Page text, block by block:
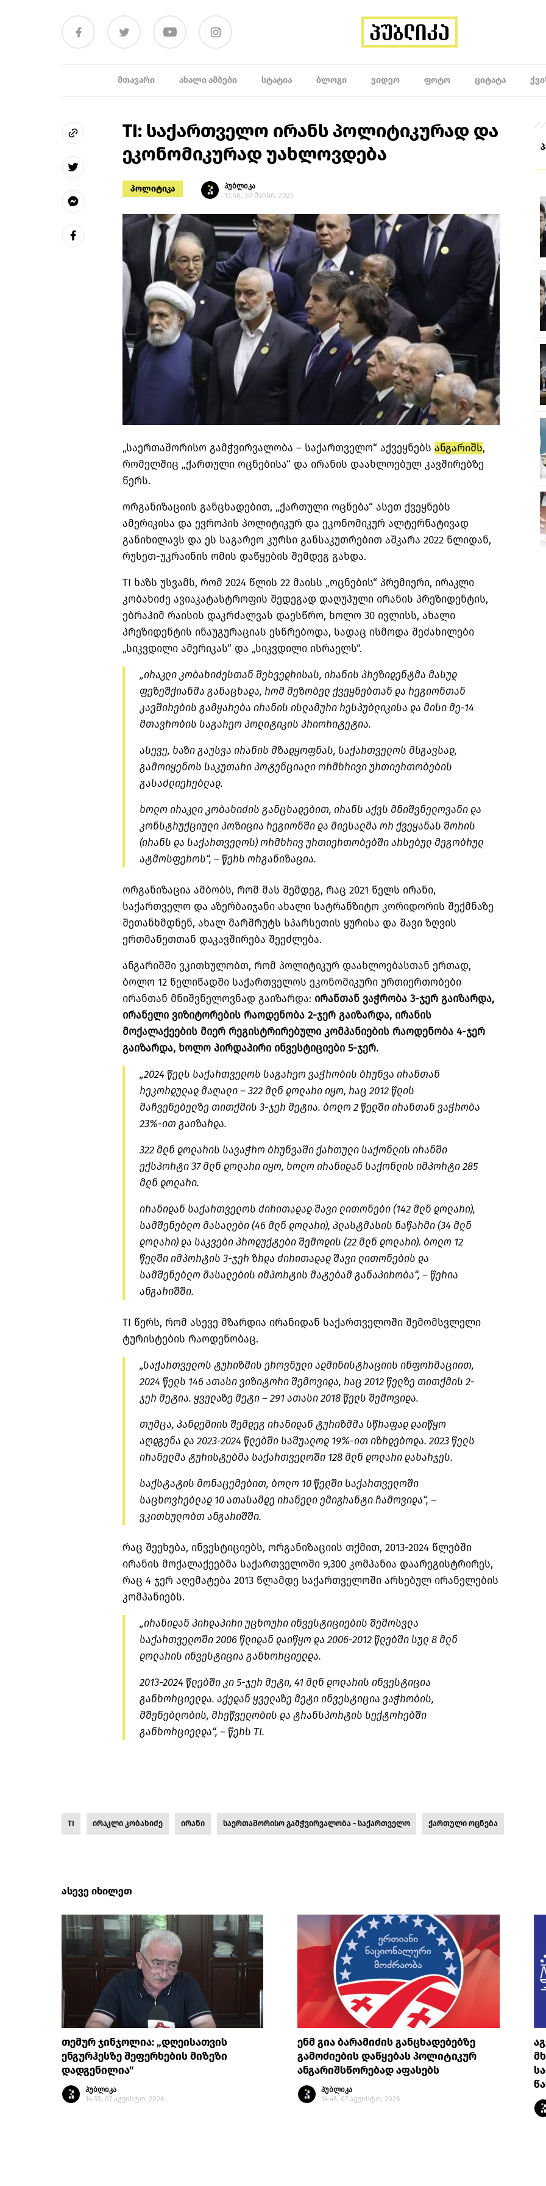
ᲛᲗᲐᲕᲐᲠᲘ ᲐᲮᲐᲚᲘ ᲐᲛᲑᲔᲑᲘ ᲡᲢᲐᲢᲘᲐ ᲑᲚᲝᲒᲘ ᲕᲘᲓᲔᲝ ᲤᲝᲢᲝ ᲪᲘᲢᲐᲢᲐ
TI: საქართველო ირანს პოლიტიკურად და
ეკონომიკურად უახლოვდება
პოლიტიკა
პუბლიკა
13:48, 30 მაისი, 2025
„საერთაშორისო გამჭვირვალობა – საქართველო“ აქვეყნებს ანგარიშს,
რომელშიც „ქართული ოცნებისა“ და ირანის დაახლოებულ კავშირებზე
წერს.
ორგანიზაციის განცხადებით, „ქართული ოცნება“ ასეთ ქვეყნებს
ამერიკისა და ევროპის პოლიტიკურ და ეკონომიკურ ალტერნატივად
განიხილავს და ეს საგარეო კურსი განსაკუთრებით აშკარა 2022 წლიდან,
რუსეთ-უკრაინის ომის დაწყების შემდეგ გახდა.
TI ხაზს უსვამს, რომ 2024 წლის 22 მაისს „ოცნების“ პრემიერი, ირაკლი
კობახიძე ავიაკატასტროფის შედეგად დაღუპული ირანის პრეზიდენტის,
ებრაჰიმ რაისის დაკრძალვას დაესწრო, ხოლო 30 ივლისს, ახალი
პრეზიდენტის ინაუგურაციას ესწრებოდა, სადაც ისმოდა შეძახილები
„სიკვდილი ამერიკას“ და „სიკვდილი ისრაელს“.
„ირაკლი კობახიძესთან შეხვედრისას, ირანის პრეზიდენტმა მასუდ
ფეზეშქიანმა განაცხადა, რომ მეზობელ ქვეყნებთან და რეგიონთან
კავშირების გამყარება ირანის ისლამური რესპუბლიკისა და მისი მე-14
მთავრობის საგარეო პოლიტიკის პრიორიტეტია.
ასევე, ხაზი გაუსვა ირანის მზადყოფნას, საქართველოს მსგავსად,
გამოიყენოს საკუთარი პოტენციალი ორმხრივი ურთიერთობების
გასაძლიერებლად.
ხოლო ირაკლი კობახიძის განცხადებით, ირანს აქვს მნიშვნელოვანი და
კონსტრუქციული პოზიცია რეგიონში და მიესალმა ორ ქვეყანას შორის
(ირანს და საქართველოს) ორმხრივ ურთიერთობებში არსებულ მეგობრულ
ატმოსფეროს“, – წერს ორგანიზაცია.
ორგანიზაცია ამბობს, რომ მას შემდეგ, რაც 2021 წელს ირანი,
საქართველო და აზერბაიჯანი ახალი სატრანზიტო კორიდორის შექმნაზე
შეთანხმდნენ, ახალ მარშრუტს სპარსეთის ყურისა და შავი ზღვის
ერთმანეთთან დაკავშირება შეეძლება.
ანგარიშში ვკითხულობთ, რომ პოლიტიკურ დაახლოებასთან ერთად,
ბოლო 12 წელიწადში საქართველოს ეკონომიკური ურთიერთობები
ირანთან მნიშვნელოვნად გაიზარდა: ირანთან ვაჭრობა 3-ჯერ გაიზარდა,
ირანელი ვიზიტორების რაოდენობა 2-ჯერ გაიზარდა, ირანის
მოქალაქეების მიერ რეგისტრირებული კომპანიების რაოდენობა 4-ჯერ
გაიზარდა, ხოლო პირდაპირი ინვესტიციები 5-ჯერ.
„2024 წელს საქართველოს საგარეო ვაჭრობის ბრუნვა ირანთან
რეკორდულად მაღალი – 322 მლნ დოლარი იყო, რაც 2012 წლის
მაჩვენებელზე თითქმის 3-ჯერ მეტია. ბოლო 2 წელში ირანთან ვაჭრობა
23%-ით გაიზარდა.
322 მლნ დოლარის სავაჭრო ბრუნვაში ქართული საქონლის ირანში
ექსპორტი 37 მლნ დოლარი იყო, ხოლო ირანიდან საქონლის იმპორტი 285
მლნ დოლარი.
ირანიდან საქართველოს ძირითადად შავი ლითონები (142 მლნ დოლარი),
სამშენებლო მასალები (46 მლნ დოლარი), პლასტმასის ნაწარმი (34 მლნ
დოლარი) და საკვები პროდუქტები შემოდის (22 მლნ დოლარი). ბოლო 12
წელში იმპორტის 3-ჯერ ზრდა ძირითადად შავი ლითონების და
სამშენებლო მასალების იმპორტის მატებამ განაპირობა“, – წერია
ანგარიშში.
TI წერს, რომ ასევე მზარდია ირანიდან საქართველოში შემომსვლელი
ტურისტების რაოდენობაც.
„საქართველოს ტურიზმის ეროვნული ადმინისტრაციის ინფორმაციით,
2024 წელს 146 ათასი ვიზიტორი შემოვიდა, რაც 2012 წელზე თითქმის 2-
ჯერ მეტია. ყველაზე მეტი – 291 ათასი 2018 წელს შემოვიდა.
თუმცა, პანდემიის შემდეგ ირანიდან ტურიზმმა სწრაფად დაიწყო
აღდგენა და 2023-2024 წლებში საშუალოდ 19%-ით იზრდებოდა. 2023 წელს
ირანელმა ტურისტებმა საქართველოში 128 მლნ დოლარი დახარჯეს.
საქსტატის მონაცემებით, ბოლო 10 წელში საქართველოში
საცხოვრებლად 10 ათასამდე ირანელი ემიგრანტი ჩამოვიდა“, –
ვკითხულობთ ანგარიშში.
რაც შეეხება, ინვესტიციებს, ორგანიზაციის თქმით, 2013-2024 წლებში
ირანის მოქალაქეებმა საქართველოში 9,300 კომპანია დაარეგისტრირეს,
რაც 4 ჯერ აღემატება 2013 წლამდე საქართველოში არსებულ ირანელების
კომპანიებს.
„ირანიდან პირდაპირი უცხოური ინვესტიციების შემოსვლა
საქართველოში 2006 წლიდან დაიწყო და 2006-2012 წლებში სულ 8 მლნ
დოლარის ინვესტიცია განხორციელდა.
2013-2024 წლებში კი 5-ჯერ მეტი, 41 მლნ დოლარის ინვესტიცია
განხორციელდა. აქედან ყველაზე მეტი ინვესტიცია ვაჭრობის,
მშენებლობის, მრეწველობის და ტრანსპორტის სექტორებში
განხორციელდა“, – წერს TI.
TI ირაკლი კობახიძე ირანი საერთაშორისო გამჭვირვალობა - საქართველო ქართული ოცნება
ასევე იხილეთ
თემურ ჯინჯოლია: „დღეისათვის
ენგურჰესზე შეფერხების მიზეზი
დადგენილია"
პუბლიკა
14:55, 07 აგვისტო, 2026
ენმ გია ბარამიძის განცხადებებზე
გამოძიების დაწყებას პოლიტიკურ
ანგარიშსწორებად აფასებს
პუბლიკა
14:45, 07 აგვისტო, 2026